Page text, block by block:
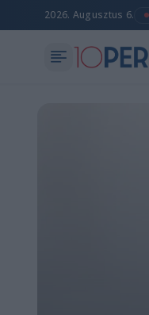
2026. Augusztus 6.